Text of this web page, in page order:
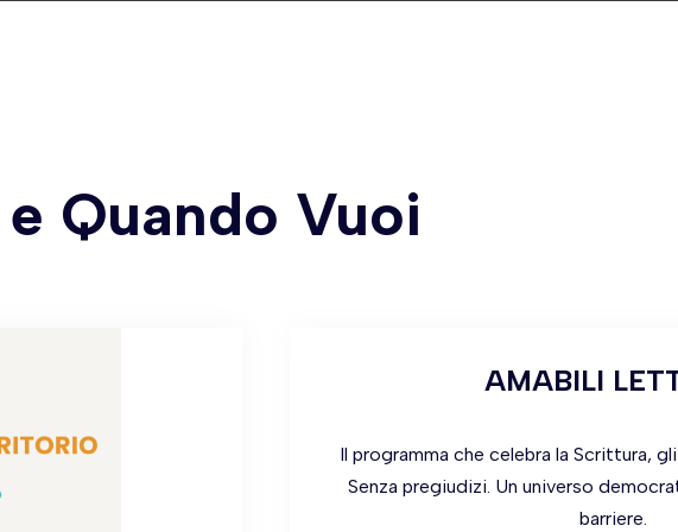
Quando Vuoi
AMABILI
Il programma che celebra la Scrittura,
Senza pregiudizi. Un universo
barriere.